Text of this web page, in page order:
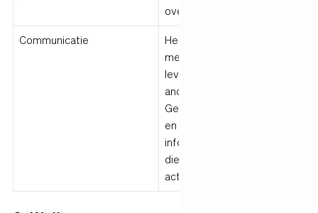
overeenkomsten
Communicatie
Het doen van een aanbod
met betrekking tot de
levering van diensten en
andere activiteiten van
Gen25 of het verstrekken
en uitwisselen van
informatie over deze
diensten en andere
activiteiten